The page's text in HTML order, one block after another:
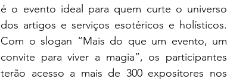
é o evento ideal para quem curte o universo
dos artigos e serviços esotéricos e holísticos.
Com o slogan “Mais do que um evento, um
convite para viver a magia”, os participantes
terão acesso a mais de 300 expositores nos